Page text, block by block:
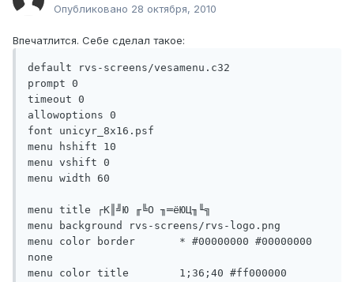
Опубликовано 28 октября, 2010
Впечатлится. Себе сделал такое:
default rvs-screens/vesamenu.c32
prompt 0
timeout 0
allowoptions 0
font unicyr_8x16.psf
menu hshift 10
menu vshift 0
menu width 60
menu title ┌К║╝Ю ╓╚О ╖═ёЮЦ╖╙╗
menu background rvs-screens/rvs-logo.png
menu color border       * #00000000 #00000000
none
menu color title        1;36;40 #ff000000